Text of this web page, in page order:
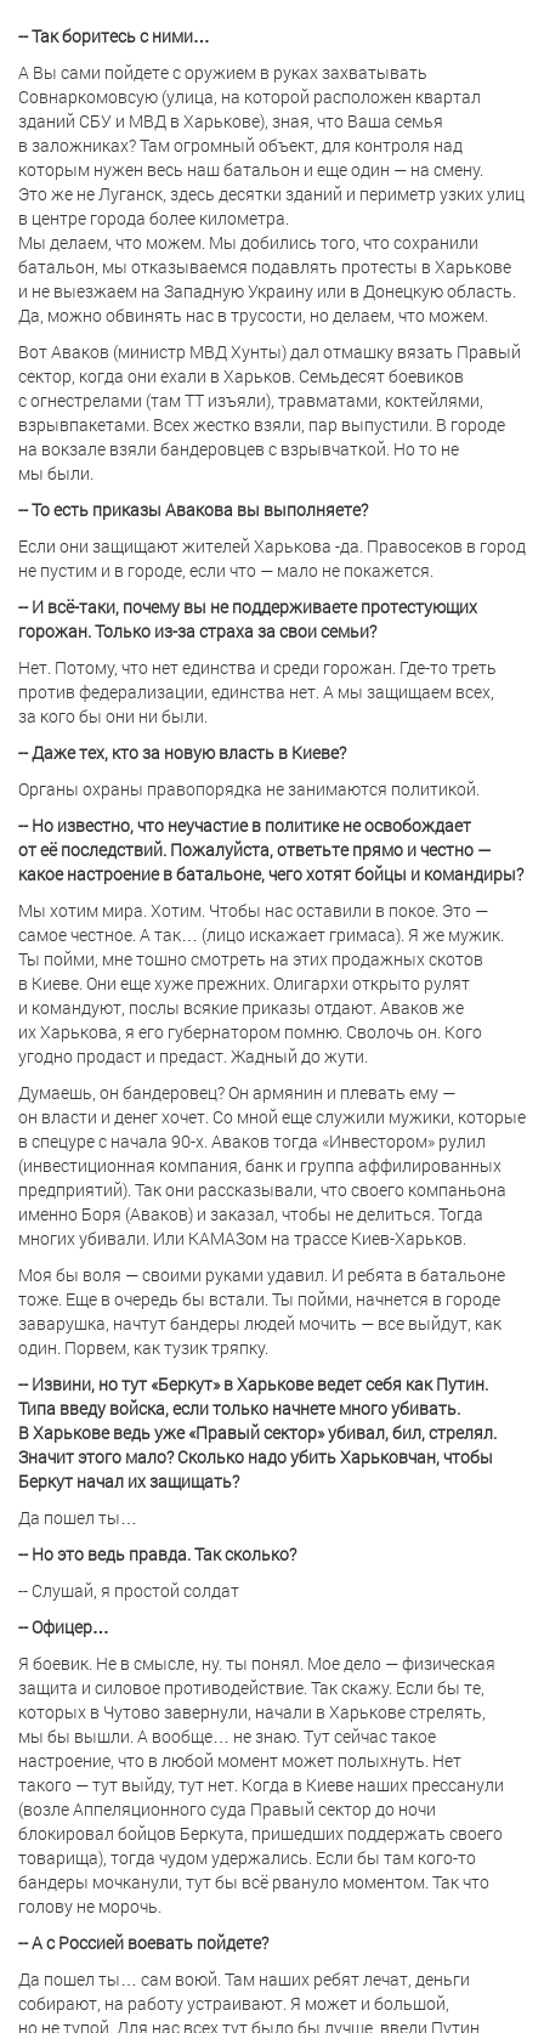
-- Так боритесь с ними…
А Вы сами пойдете с оружием в руках захватывать
Совнаркомовсую (улица, на которой расположен квартал
зданий СБУ и МВД в Харькове), зная, что Ваша семья
в заложниках? Там огромный объект, для контроля над
которым нужен весь наш батальон и еще один — на смену.
Это же не Луганск, здесь десятки зданий и периметр узких улиц
в центре города более километра.
Мы делаем, что можем. Мы добились того, что сохранили
батальон, мы отказываемся подавлять протесты в Харькове
и не выезжаем на Западную Украину или в Донецкую область.
Да, можно обвинять нас в трусости, но делаем, что можем.
Вот Аваков (министр МВД Хунты) дал отмашку вязать Правый
сектор, когда они ехали в Харьков. Семьдесят боевиков
с огнестрелами (там ТТ изъяли), травматами, коктейлями,
взрывпакетами. Всех жестко взяли, пар выпустили. В городе
на вокзале взяли бандеровцев с взрывчаткой. Но то не
мы были.
-- То есть приказы Авакова вы выполняете?
Если они защищают жителей Харькова -да. Правосеков в город
не пустим и в городе, если что — мало не покажется.
-- И всё-таки, почему вы не поддерживаете протестующих
горожан. Только из-за страха за свои семьи?
Нет. Потому, что нет единства и среди горожан. Где-то треть
против федерализации, единства нет. А мы защищаем всех,
за кого бы они ни были.
-- Даже тех, кто за новую власть в Киеве?
Органы охраны правопорядка не занимаются политикой.
-- Но известно, что неучастие в политике не освобождает
от её последствий. Пожалуйста, ответьте прямо и честно —
какое настроение в батальоне, чего хотят бойцы и командиры?
Мы хотим мира. Хотим. Чтобы нас оставили в покое. Это —
самое честное. А так… (лицо искажает гримаса). Я же мужик.
Ты пойми, мне тошно смотреть на этих продажных скотов
в Киеве. Они еще хуже прежних. Олигархи открыто рулят
и командуют, послы всякие приказы отдают. Аваков же
их Харькова, я его губернатором помню. Сволочь он. Кого
угодно продаст и предаст. Жадный до жути.
Думаешь, он бандеровец? Он армянин и плевать ему —
он власти и денег хочет. Со мной еще служили мужики, которые
в спецуре с начала 90-х. Аваков тогда «Инвестором» рулил
(инвестиционная компания, банк и группа аффилированных
предприятий). Так они рассказывали, что своего компаньона
именно Боря (Аваков) и заказал, чтобы не делиться. Тогда
многих убивали. Или КАМАЗом на трассе Киев-Харьков.
Моя бы воля — своими руками удавил. И ребята в батальоне
тоже. Еще в очередь бы встали. Ты пойми, начнется в городе
заварушка, начтут бандеры людей мочить — все выйдут, как
один. Порвем, как тузик тряпку.
-- Извини, но тут «Беркут» в Харькове ведет себя как Путин.
Типа введу войска, если только начнете много убивать.
В Харькове ведь уже «Правый сектор» убивал, бил, стрелял.
Значит этого мало? Сколько надо убить Харьковчан, чтобы
Беркут начал их защищать?
Да пошел ты…
-- Но это ведь правда. Так сколько?
-- Слушай, я простой солдат
-- Офицер…
Я боевик. Не в смысле, ну. ты понял. Мое дело — физическая
защита и силовое противодействие. Так скажу. Если бы те,
которых в Чутово завернули, начали в Харькове стрелять,
мы бы вышли. А вообще… не знаю. Тут сейчас такое
настроение, что в любой момент может полыхнуть. Нет
такого — тут выйду, тут нет. Когда в Киеве наших прессанули
(возле Аппеляционного суда Правый сектор до ночи
блокировал бойцов Беркута, пришедших поддержать своего
товарища), тогда чудом удержались. Если бы там кого-то
бандеры мочканули, тут бы всё рвануло моментом. Так что
голову не морочь.
-- А с Россией воевать пойдете?
Да пошел ты… сам воюй. Там наших ребят лечат, деньги
собирают, на работу устраивают. Я может и большой,
но не тупой. Для нас всех тут было бы лучше, введи Путин